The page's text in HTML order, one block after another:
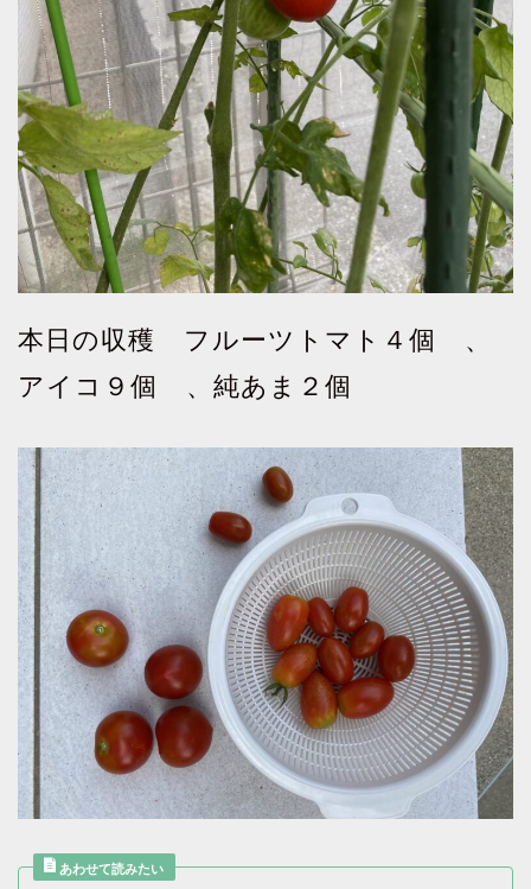
本日の収穫 フルーツトマト４個 、
アイコ９個 、純あま２個